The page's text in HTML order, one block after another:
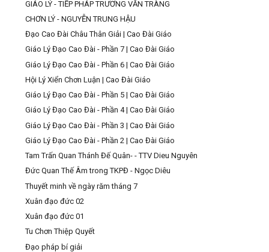
GIÁO LÝ - TIẾP PHÁP TRƯƠNG VĂN TRÀNG
CHƠN LÝ - NGUYỄN TRUNG HẬU
Đạo Cao Đài Châu Thân Giải | Cao Đài Giáo
Giáo Lý Đạo Cao Đài - Phần 7 | Cao Đài Giáo
Giáo Lý Đạo Cao Đài - Phần 6 | Cao Đài Giáo
Hội Lý Xiển Chơn Luận | Cao Đài Giáo
Giáo Lý Đạo Cao Đài - Phần 5 | Cao Đài Giáo
Giáo Lý Đạo Cao Đài - Phần 4 | Cao Đài Giáo
Giáo Lý Đạo Cao Đài - Phần 3 | Cao Đài Giáo
Giáo Lý Đạo Cao Đài - Phần 2 | Cao Đài Giáo
Tam Trấn Quan Thánh Đế Quân- - TTV Dieu Nguyên
Đức Quan Thế Âm trong TKPĐ - Ngọc Diêu
Thuyết minh về ngày răm tháng 7
Xuân đạo đức 02
Xuân đạo đức 01
Tu Chơn Thiệp Quyết
Đạo pháp bí giải